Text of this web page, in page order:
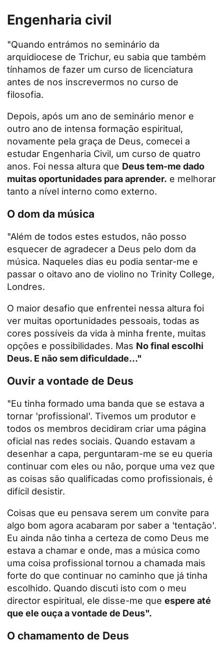
Engenharia civil
"Quando entrámos no seminário da
arquidiocese de Trichur, eu sabia que também
tínhamos de fazer um curso de licenciatura
antes de nos inscrevermos no curso de
filosofia.
Depois, após um ano de seminário menor e
outro ano de intensa formação espiritual,
novamente pela graça de Deus, comecei a
estudar Engenharia Civil, um curso de quatro
anos. Foi nessa altura que Deus tem-me dado
muitas oportunidades para aprender. e melhorar
tanto a nível interno como externo.
O dom da música
"Além de todos estes estudos, não posso
esquecer de agradecer a Deus pelo dom da
música. Naqueles dias eu podia sentar-me e
passar o oitavo ano de violino no Trinity College,
Londres.
O maior desafio que enfrentei nessa altura foi
ver muitas oportunidades pessoais, todas as
cores possíveis da vida à minha frente, muitas
opções e possibilidades. Mas No final escolhi
Deus. E não sem dificuldade..."
Ouvir a vontade de Deus
"Eu tinha formado uma banda que se estava a
tornar 'profissional'. Tivemos um produtor e
todos os membros decidiram criar uma página
oficial nas redes sociais. Quando estavam a
desenhar a capa, perguntaram-me se eu queria
continuar com eles ou não, porque uma vez que
as coisas são qualificadas como profissionais, é
difícil desistir.
Coisas que eu pensava serem um convite para
algo bom agora acabaram por saber a 'tentação'.
Eu ainda não tinha a certeza de como Deus me
estava a chamar e onde, mas a música como
uma coisa profissional tornou a chamada mais
forte do que continuar no caminho que já tinha
escolhido. Quando discuti isto com o meu
director espiritual, ele disse-me que espere até
que ele ouça a vontade de Deus".
O chamamento de Deus